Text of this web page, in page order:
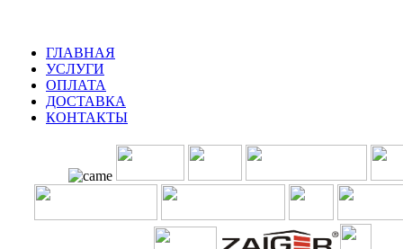
ГЛАВНАЯ
УСЛУГИ
ОПЛАТА
ДОСТАВКА
КОНТАКТЫ